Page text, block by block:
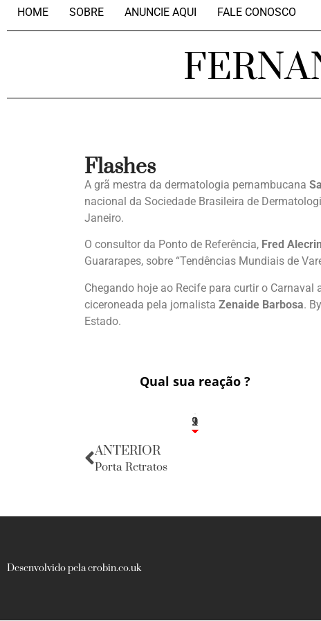
HOME SOBRE ANUNCIE AQUI FALE CONOSCO
Flashes
A grã mestra da dermatologia pernambucana
nacional da Sociedade Brasileira de
Janeiro.
O consultor da Ponto de Referência, Fred
Guararapes, sobre “Tendências Mundiais de
Chegando hoje ao Recife para curtir o Carnaval
ciceroneada pela jornalista Zenaide Barbosa.
Estado.
Qual sua reação ?
3
1
2
9
ANTERIOR
Porta Retratos
Desenvolvido pela crobin.co.uk